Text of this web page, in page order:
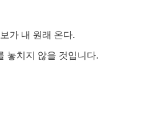
가 내 원래 온다.
놓치지 않을 것입니다.